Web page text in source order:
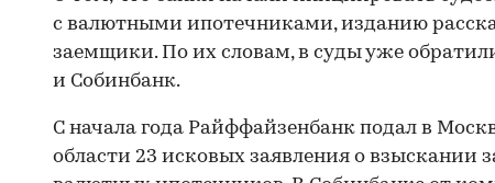
с валютными ипотечниками, изданию
заемщики. По их словам, в суды уже
и Собинбанк.
С начала года Райффайзенбанк подал в
области 23 исковых заявления о взыскании